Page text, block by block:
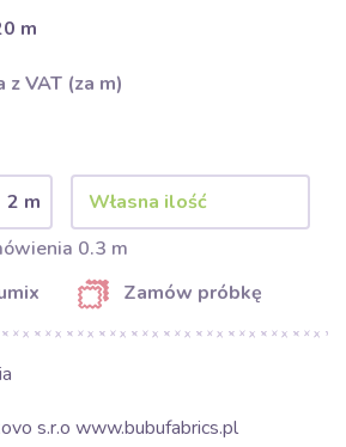
m
z VAT (za m)
2 m
0.3 m
Zamów próbkę
s.r.o www.bubufabrics.pl